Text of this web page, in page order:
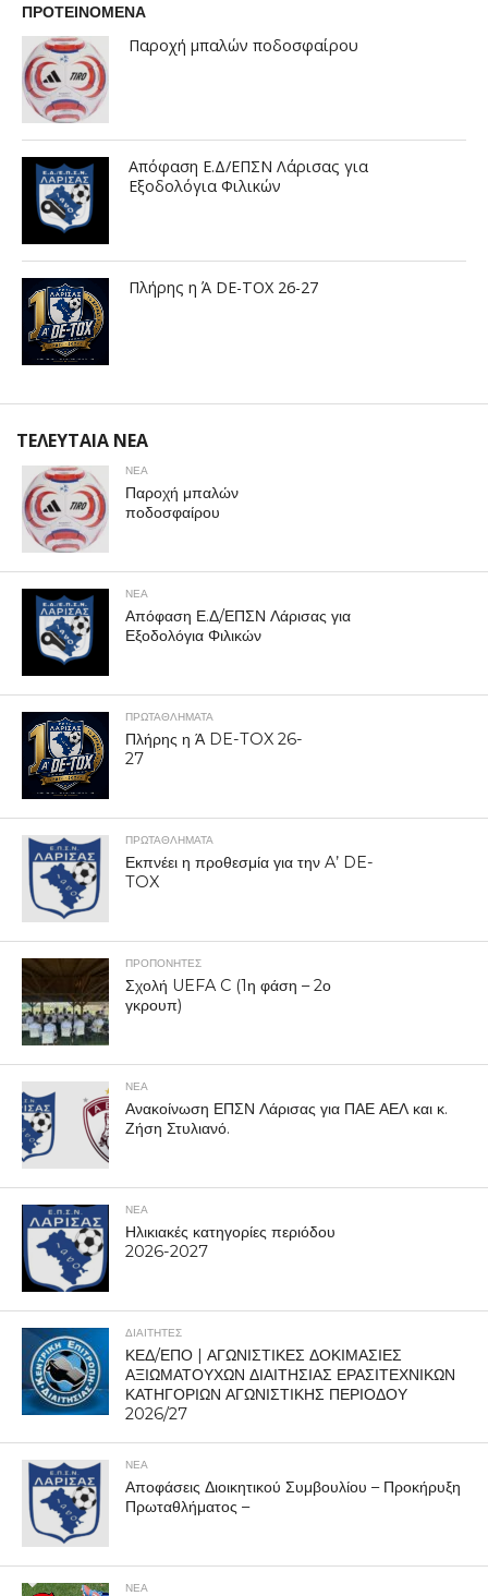
ΠΡΟΤΕΙΝΟΜΕΝΑ
Παροχή μπαλών ποδοσφαίρου
Απόφαση Ε.Δ/ΕΠΣΝ Λάρισας για
Εξοδολόγια Φιλικών
Πλήρης η Ά DE-TOX 26-27
ΤΕΛΕΥΤΑΙΑ ΝΕΑ
ΝΕΑ
Παροχή μπαλών
ποδοσφαίρου
ΝΕΑ
Απόφαση Ε.Δ/ΕΠΣΝ Λάρισας για
Εξοδολόγια Φιλικών
ΠΡΩΤΑΘΛΉΜΑΤΑ
Πλήρης η Ά DE-TOX 26-
27
ΠΡΩΤΑΘΛΉΜΑΤΑ
Εκπνέει η προθεσμία για την A’ DE-
TOX
ΠΡΟΠΟΝΗΤΈΣ
Σχολή UEFA C (1η φάση – 2ο
γκρουπ)
ΝΕΑ
Ανακοίνωση ΕΠΣΝ Λάρισας για ΠΑΕ ΑΕΛ και κ.
Ζήση Στυλιανό.
ΝΕΑ
Ηλικιακές κατηγορίες περιόδου
2026-2027
ΔΙΑΙΤΗΤΕΣ
ΚΕΔ/ΕΠΟ | ΑΓΩΝΙΣΤΙΚΕΣ ΔΟΚΙΜΑΣΙΕΣ
ΑΞΙΩΜΑΤΟΥΧΩΝ ΔΙΑΙΤΗΣΙΑΣ ΕΡΑΣΙΤΕΧΝΙΚΩΝ
ΚΑΤΗΓΟΡΙΩΝ ΑΓΩΝΙΣΤΙΚΗΣ ΠΕΡΙΟΔΟΥ
2026/27
ΝΕΑ
Αποφάσεις Διοικητικού Συμβουλίου – Προκήρυξη
Πρωταθλήματος –
ΝΕΑ